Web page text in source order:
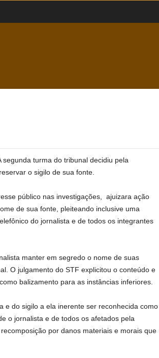
turma do tribunal decidiu pela
o sigilo de sua fonte.
público nas investigações, ajuizara ação
de sua fonte, pleiteando inclusive uma
do jornalista e de todos os integrantes
manter em segredo o nome de suas
O julgamento do STF explicitou o conteúdo e
balizamento para as instâncias inferiores.
e do sigilo a ela inerente ser reconhecida como
o jornalista e de todos os afetados pela
por danos materiais e morais que